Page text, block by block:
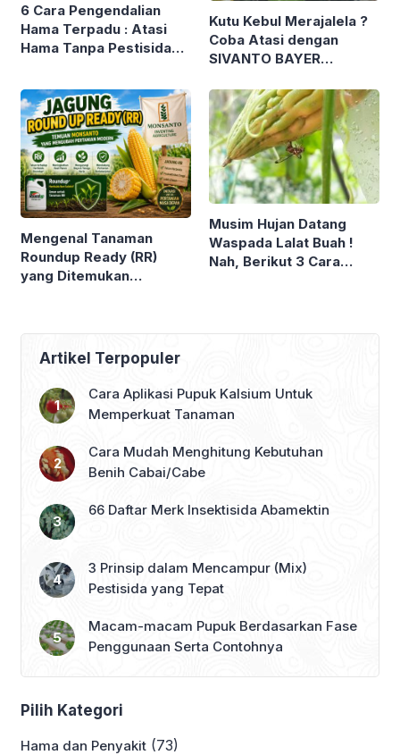
6 Cara Pengendalian
Hama Terpadu : Atasi
Hama Tanpa Pestisida
Kutu Kebul Merajalela ?
Coba Atasi dengan
SIVANTO BAYER
Mengenal Tanaman
Roundup Ready (RR)
yang Ditemukan
Meski Disemprot
Herbisida ?
Musim Hujan Datang
Waspada Lalat Buah !
Nah, Berikut 3 Cara
Artikel Terpopuler
Cara Aplikasi Pupuk Kalsium Untuk
Memperkuat Tanaman
Cara Mudah Menghitung Kebutuhan
Benih Cabai/Cabe
66 Daftar Merk Insektisida Abamektin
3 Prinsip dalam Mencampur (Mix)
Pestisida yang Tepat
Macam-macam Pupuk Berdasarkan Fase
Penggunaan Serta Contohnya
Pilih Kategori
Hama dan Penyakit (73)